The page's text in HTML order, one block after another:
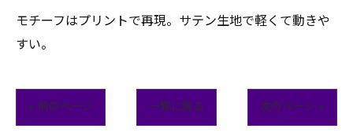
モチーフはプリントで再現。サテン生地で軽くて動きや
すい。
< 前のページ 一覧に戻る 次のページ >